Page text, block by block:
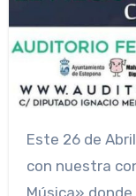
Este 26 de Abril llegamos a Estepona (Malaga)
con nuestra